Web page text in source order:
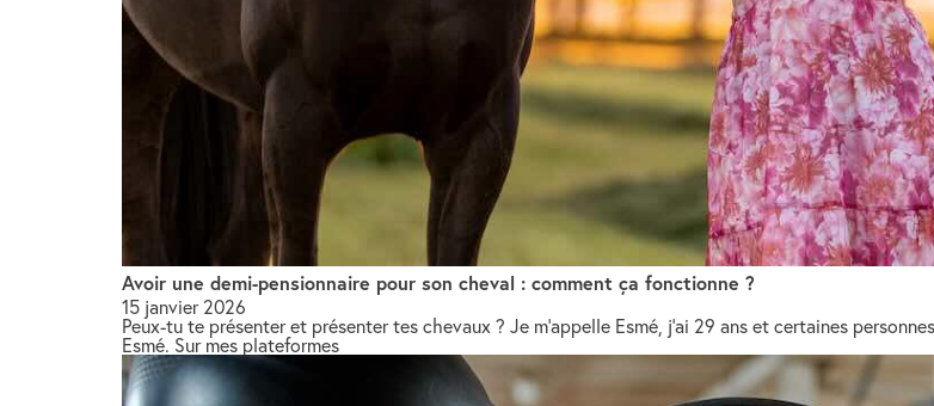
Avoir une demi-pensionnaire pour son cheval : comment ça fonctionne ?
15 janvier 2026
Peux-tu te présenter et présenter tes chevaux ? Je m’appelle Esmé, j’ai 29 ans et certaines
Esmé. Sur mes plateformes